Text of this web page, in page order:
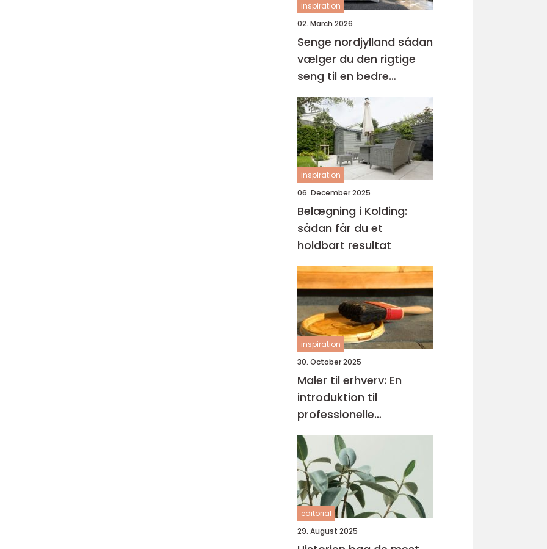
inspiration
02. March 2026
Senge nordjylland sådan
vælger du den rigtige
seng til en bedre
nattesøvn
inspiration
06. December 2025
Belægning i Kolding:
sådan får du et
holdbart resultat
inspiration
30. October 2025
Maler til erhverv: En
introduktion til
professionelle
malerløsninger
editorial
29. August 2025